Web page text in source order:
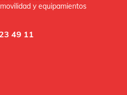
y equipamientos
49 11